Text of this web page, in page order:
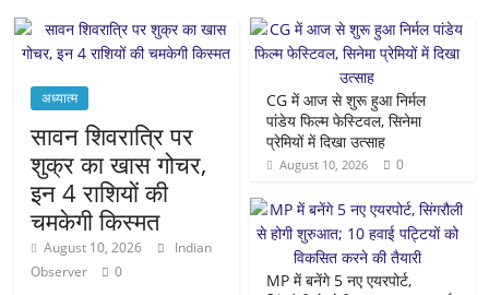
अध्यात्म
सावन शिवरात्रि पर
शुक्र का खास गोचर,
इन 4 राशियों की
चमकेगी किस्मत
August 10, 2026
Indian
Observer
0
CG में आज से शुरू हुआ निर्मल
पांडेय फिल्म फेस्टिवल, सिनेमा
प्रेमियों में दिखा उत्साह
August 10, 2026 0
MP में बनेंगे 5 नए एयरपोर्ट,